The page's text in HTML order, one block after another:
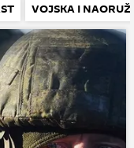
VOJSKA I